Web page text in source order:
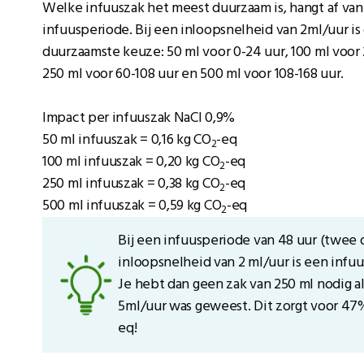
Welke infuuszak het meest duurzaam is, hangt af
infuusperiode. Bij een inloopsnelheid van 2ml/uur
duurzaamste keuze: 50 ml voor 0-24 uur, 100 ml
250 ml voor 60-108 uur en 500 ml voor 108-168 uur.
Impact per infuuszak NaCl 0,9%
50 ml infuuszak = 0,16 kg CO2-eq
100 ml infuuszak = 0,20 kg CO2-eq
250 ml infuuszak = 0,38 kg CO2-eq
500 ml infuuszak = 0,59 kg CO2-eq
Bij een infuusperiode van 48 uur (twee
inloopsnelheid van 2 ml/uur is een
Je hebt dan geen zak van 250 ml nodig
5ml/uur was geweest. Dit zorgt voor
eq!